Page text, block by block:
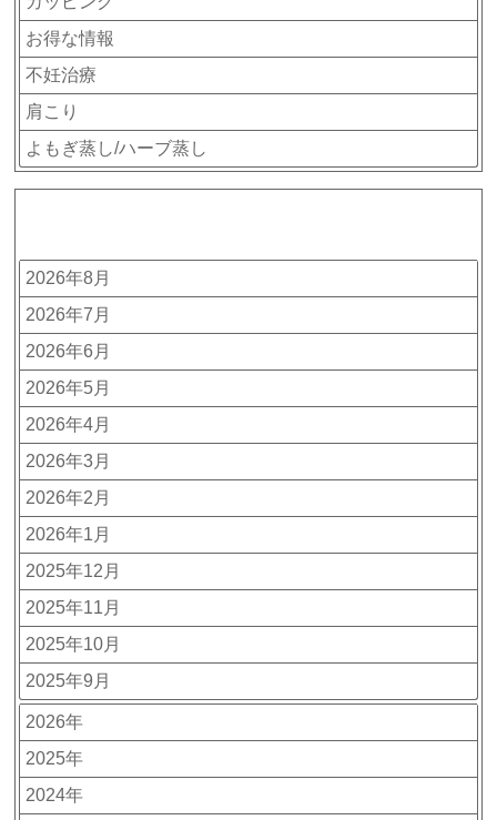
お得な情報
不妊治療
肩こり
よもぎ蒸し/ハーブ蒸し
2026年8月
2026年7月
2026年6月
2026年5月
2026年4月
2026年3月
2026年2月
2026年1月
2025年12月
2025年11月
2025年10月
2025年9月
2026年
2025年
2024年